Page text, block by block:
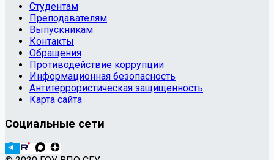
Студентам
Преподавателям
Выпускникам
Контакты
Обращения
Противодействие коррупции
Информационная безопасность
Антитеррористическая защищенность
Карта сайта
Социальные сети